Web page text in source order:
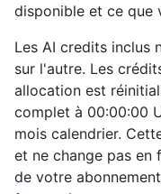
disponible et ce que
Les AI credits inclus
sur l'autre. Les
allocation est
complet à 00:00:00
mois calendrier.
et ne change pas
de votre